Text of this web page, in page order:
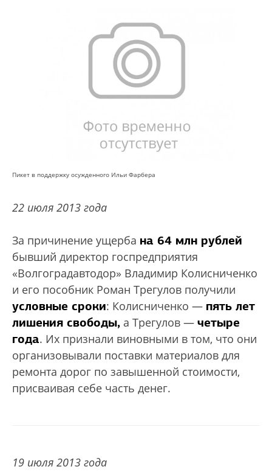
Пикет в поддержку осужденного Ильи Фарбера
22 июля 2013 года
За причинение ущерба на 64 млн рублей
бывший директор госпредприятия
«Волгоградавтодор» Владимир Колисниченко
и его пособник Роман Трегулов получили
условные сроки: Колисниченко — пять лет
лишения свободы, а Трегулов — четыре
года. Их признали виновными в том, что они
организовывали поставки материалов для
ремонта дорог по завышенной стоимости,
присваивая себе часть денег.
19 июля 2013 года